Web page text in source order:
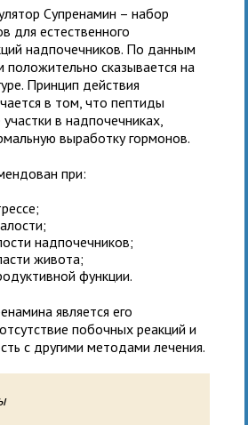
Супренамин – набор
для естественного
надпочечников. По данным
положительно сказывается на
Принцип действия
в том, что пептиды
в надпочечниках,
выработку гормонов.
при:
надпочечников;
живота;
функции.
является его
побочных реакций и
с другими методами лечения.